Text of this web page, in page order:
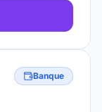
Banque